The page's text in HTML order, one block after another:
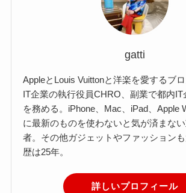
gatti
AppleとLouis Vuittonと洋楽を愛するブ
IT企業の執行役員CHRO、副業で都内IT
を務める。iPhone、Mac、iPad、Apple
に最新のものを使わないと気が済まな
者。その他ガジェットやファッション
歴は25年。
詳しいプロフィール